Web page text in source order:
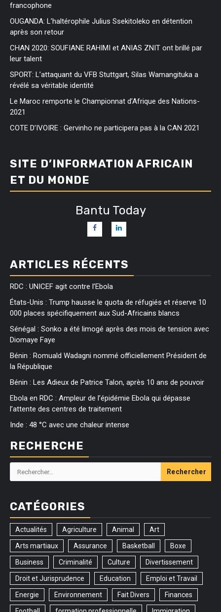
francophone
OUGANDA: L’haltérophile Julius Ssekitoleko en détention
après son retour
CHAN 2020: SOUFIANE RAHIMI et ANIAS ZNIT ont brillé par
leur talent
SPORT: L’attaquant du VFB Stuttgart, Silas Wamangituka a
révélé sa véritable identité
Le Maroc remporte le Championnat d’Afrique des Nations-
2021
COTE D’IVOIRE : Gervinho ne participera pas à la CAN 2021
SITE D’INFORMATION AFRICAIN
ET DU MONDE
Bantu Today
ARTICLES RÉCENTS
RDC : UNICEF agit contre l’Ebola
États-Unis : Trump hausse le quota de réfugiés et réserve 10
000 places spécifiquement aux Sud-Africains blancs
Sénégal : Sonko a été limogé après des mois de tension avec
Diomaye Faye
Bénin : Romuald Wadagni nommé officiellement Président de
la République
Bénin : Les Adieux de Patrice Talon, après 10 ans de pouvoir
Ebola en RDC : Ampleur de l’épidémie Ebola qui dépasse
l’attente des centres de traitement
Inde : 48 °C avec une chaleur intense
RECHERCHE
Rechercher :
CATÉGORIES
Actualités Agriculture Animal Art
Arts martiaux Assurance Basketball Boxe
Business Criminalité Culture Divertissement
Droit et Jurisprudence Education Emploi et Travail
Energie Environnement Fait Divers Finances